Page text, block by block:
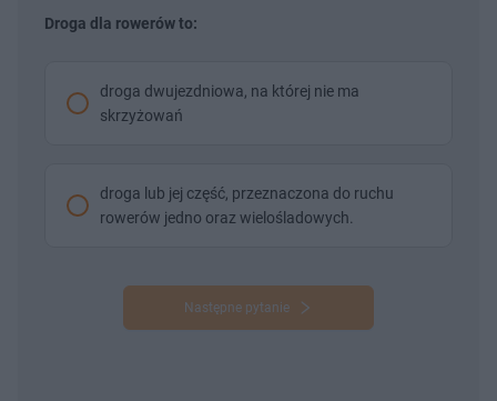
Droga dla rowerów to:
droga dwujezdniowa, na której nie ma
skrzyżowań
droga lub jej część, przeznaczona do ruchu
rowerów jedno oraz wielośladowych.
Następne pytanie